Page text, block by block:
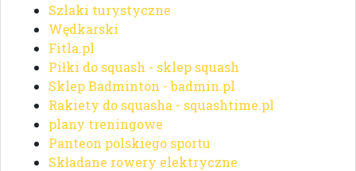
Szlaki turystyczne
Wędkarski
Fitla.pl
Piłki do squash - sklep squash
Sklep Badminton - badmin.pl
Rakiety do squasha - squashtime.pl
plany treningowe
Panteon polskiego sportu
Składane rowery elektryczne